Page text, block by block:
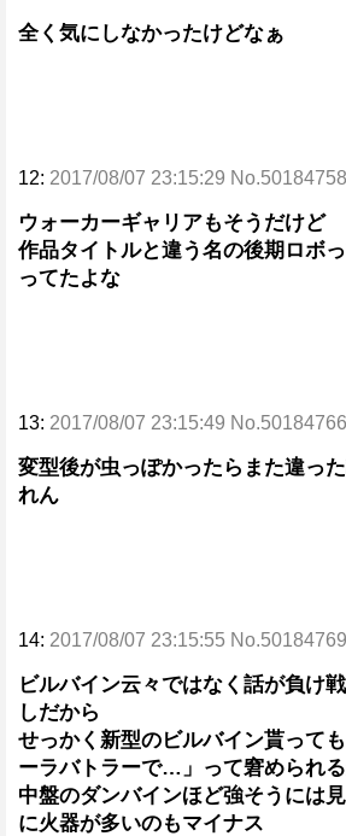
全く気にしなかったけどなぁ
12: 2017/08/07 23:15:29
ウォーカーギャリアもそうだけど
作品タイトルと違う名の後期ロボ
ってたよな
13: 2017/08/07 23:15:49
変型後が虫っぽかったらまた違っ
れん
14: 2017/08/07 23:15:55
ビルバイン云々ではなく話が負け
しだから
せっかく新型のビルバイン貰って
ーラバトラーで…」って窘められ
中盤のダンバインほど強そうには
に火器が多いのもマイナス